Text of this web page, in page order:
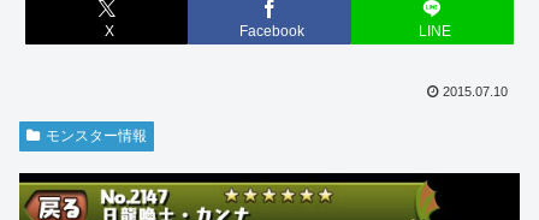
X Facebook LINE
2015.07.10
モンスター情報